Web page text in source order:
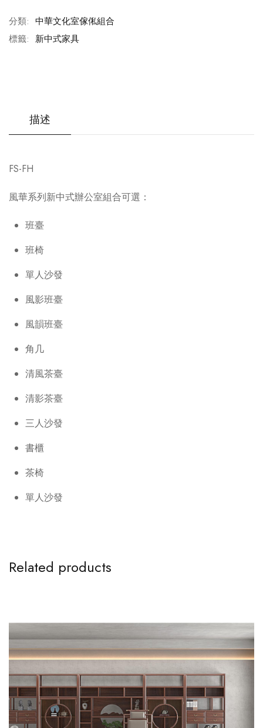
分類: 中華文化室傢俬組合
標籤: 新中式家具
描述
FS-FH
風華系列新中式辦公室組合可選：
班臺
班椅
單人沙發
風影班臺
風韻班臺
角几
清風茶臺
清影茶臺
三人沙發
書櫃
茶椅
單人沙發
Related products